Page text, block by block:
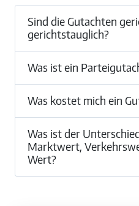
Sind die Gutachten
gerichtstauglich?
Was ist ein
Was kostet mich ein
Was ist der
Marktwert,
Wert?